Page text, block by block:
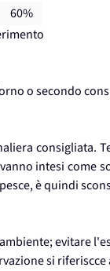
60%
o secondo
consigliata.
intesi come
è quindi
evitare
si